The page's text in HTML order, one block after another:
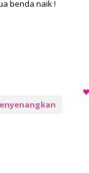
benda naik !